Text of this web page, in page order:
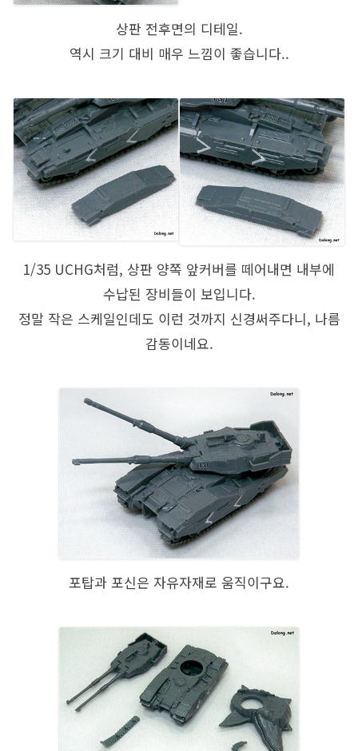
상판 전후면의 디테일.
역시 크기 대비 매우 느낌이 좋습니다..
1/35 UCHG처럼, 상판 양쪽 앞커버를 떼어내면 내부에
수납된 장비들이 보입니다.
정말 작은 스케일인데도 이런 것까지 신경써주다니, 나름
감동이네요.
포탑과 포신은 자유자재로 움직이구요.